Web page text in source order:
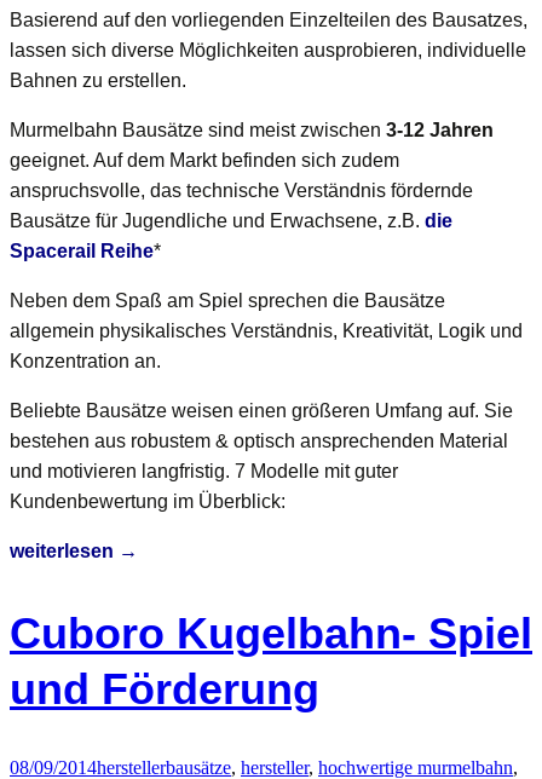
Basierend auf den vorliegenden Einzelteilen des Bausatzes,
lassen sich diverse Möglichkeiten ausprobieren, individuelle
Bahnen zu erstellen.
Murmelbahn Bausätze sind meist zwischen 3-12 Jahren
geeignet. Auf dem Markt befinden sich zudem
anspruchsvolle, das technische Verständnis fördernde
Bausätze für Jugendliche und Erwachsene, z.B. die
Spacerail Reihe*
Neben dem Spaß am Spiel sprechen die Bausätze
allgemein physikalisches Verständnis, Kreativität, Logik und
Konzentration an.
Beliebte Bausätze weisen einen größeren Umfang auf. Sie
bestehen aus robustem & optisch ansprechenden Material
und motivieren langfristig. 7 Modelle mit guter
Kundenbewertung im Überblick:
Kugelbahn
motivierende
Topmodelle
weiterlesen →
Cuboro Kugelbahn- Spiel
und Förderung
08/09/2014herstellerbausätze, hersteller, hochwertige murmelbahn,